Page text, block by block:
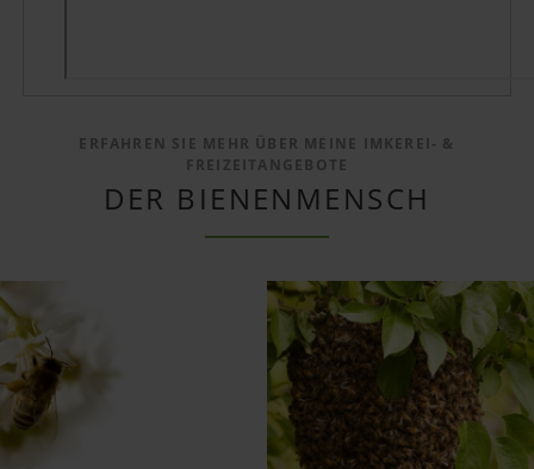
ERFAHREN SIE MEHR ÜBER MEINE IMKEREI- &
FREIZEITANGEBOTE
DER BIENENMENSCH